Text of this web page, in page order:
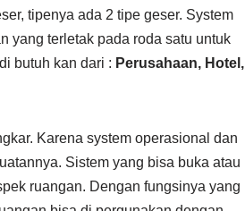
tipenya ada 2 tipe geser. System
yang terletak pada roda satu untuk
butuh kan dari : Perusahaan, Hotel,
Karena system operasional dan
Sistem yang bisa buka atau
ruangan. Dengan fungsinya yang